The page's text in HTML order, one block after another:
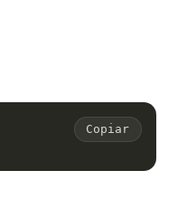
Copiar